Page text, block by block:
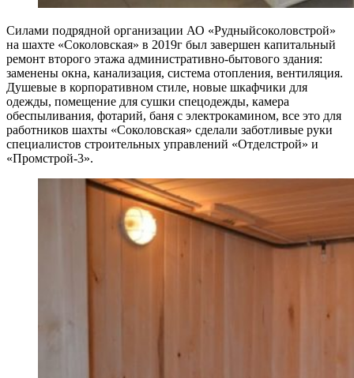
Силами подрядной организации АО «Рудныйсоколовстрой»
на шахте «Соколовская» в 2019г был завершен капитальный
ремонт второго этажа административно-бытового здания:
заменены окна, канализация, система отопления, вентиляция.
Душевые в корпоративном стиле, новые шкафчики для
одежды, помещение для сушки спецодежды, камера
обеспыливания, фотарий, баня с электрокамином, все это для
работников шахты «Соколовская» сделали заботливые руки
специалистов строительных управлений «Отделстрой» и
«Промстрой-3».